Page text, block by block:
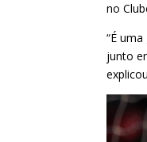
no
“É
junto